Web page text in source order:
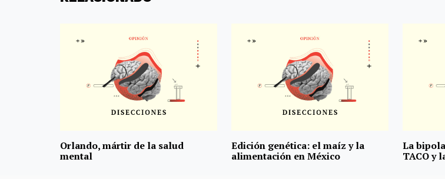
Orlando, mártir de la salud
mental
Edición genética: el maíz y la
alimentación en México
La
TACO y